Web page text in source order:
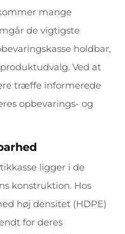
mange
de vigtigste
holdbar,
Ved at
træffe informerede
opbevarings- og
ligger i de
konstruktion. Hos
høj densitet (HDPE)
for deres